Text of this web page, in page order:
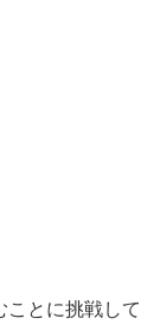
ことに挑戦して